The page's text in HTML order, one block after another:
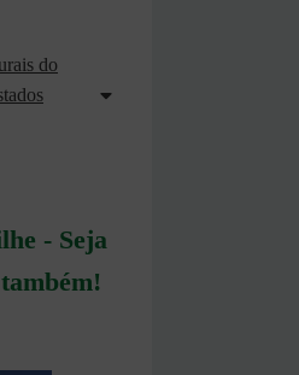
do
- Seja